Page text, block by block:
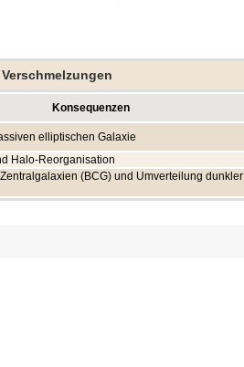
Konsequenzen
elliptischen Galaxie
Halo-Reorganisation
(BCG) und Umverteilung dunkler